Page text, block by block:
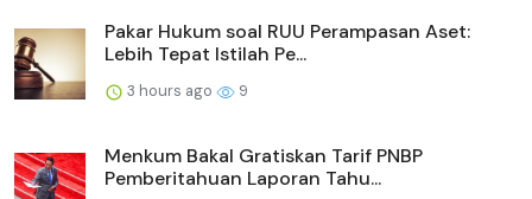
Pakar Hukum soal RUU Perampasan Aset:
Lebih Tepat Istilah Pe...
3 hours ago 9
Menkum Bakal Gratiskan Tarif PNBP
Pemberitahuan Laporan Tahu...